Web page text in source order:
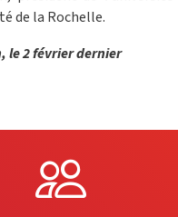
de la Rochelle.
le 2 février dernier